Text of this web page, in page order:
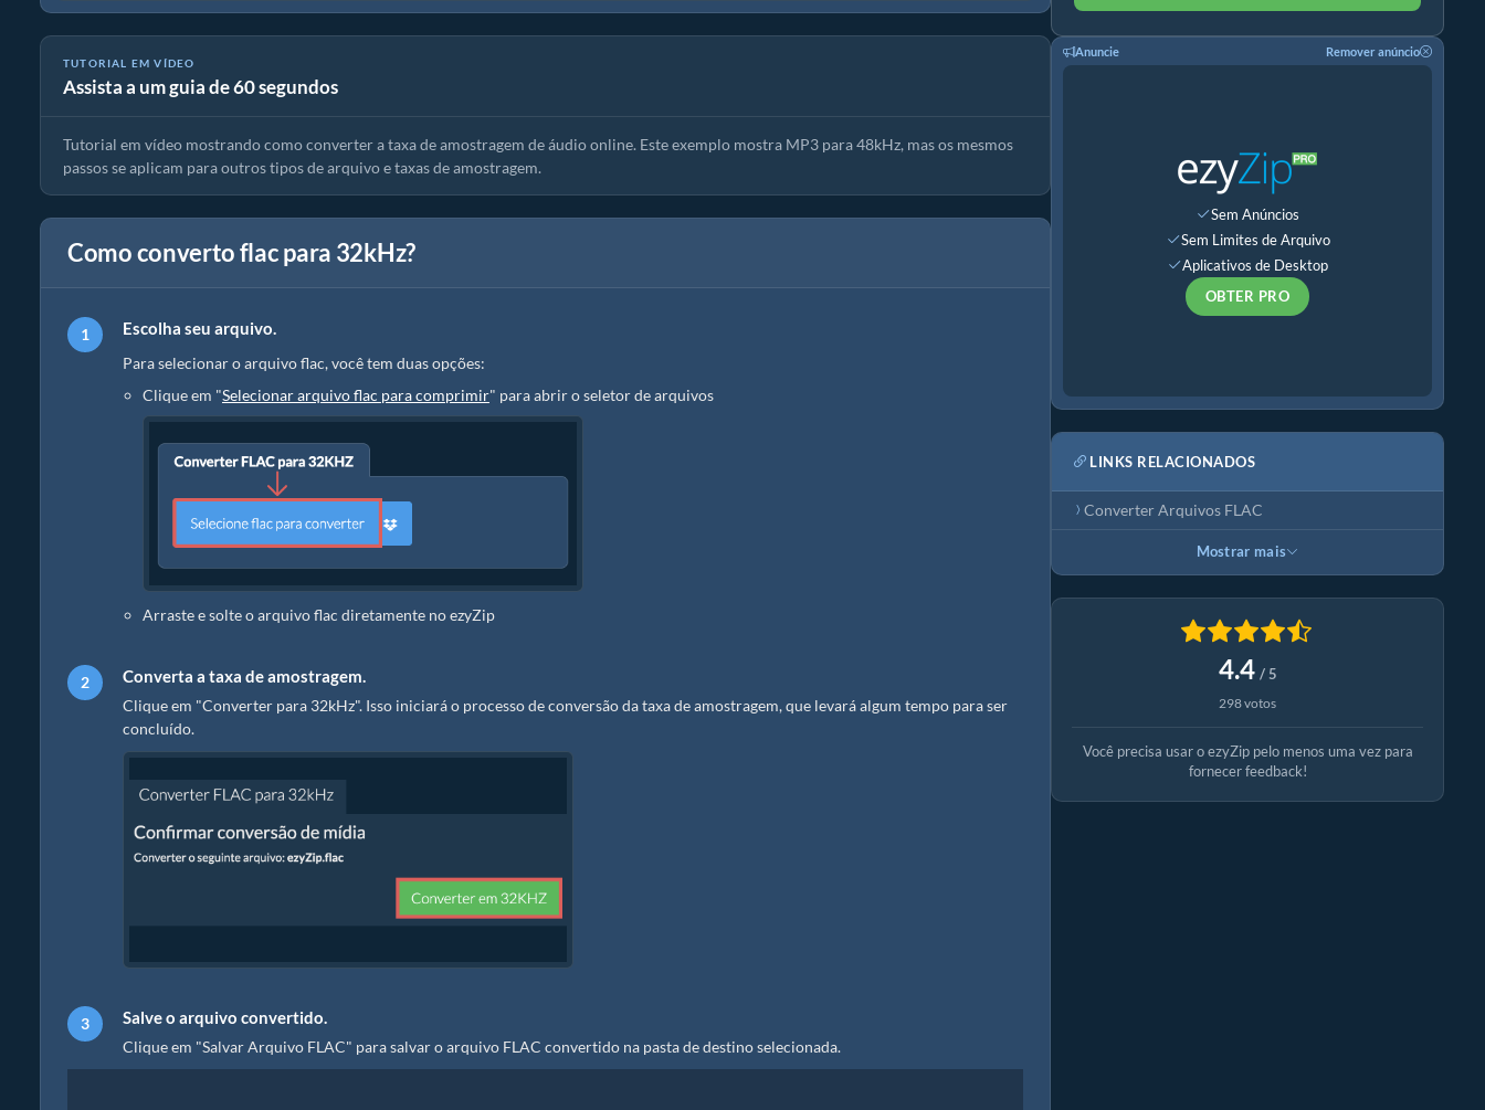
TUTORIAL EM VÍDEO
Assista a um guia de 60 segundos
Como converter a taxa de amostragem de áudio.
Tutorial em vídeo mostrando como converter a taxa de amostragem de áudio online. Este exemplo mostra MP3 para 48kHz, mas os mesmos
passos se aplicam para outros tipos de arquivo e taxas de amostragem.
Como converto flac para 32kHz?
Escolha seu arquivo.
Para selecionar o arquivo flac, você tem duas opções:
Clique em "Selecionar arquivo flac para comprimir" para abrir o seletor de arquivos
Arraste e solte o arquivo flac diretamente no ezyZip
Converta a taxa de amostragem.
Clique em "Converter para 32kHz". Isso iniciará o processo de conversão da taxa de amostragem, que levará algum tempo para ser
concluído.
Salve o arquivo convertido.
Clique em "Salvar Arquivo FLAC" para salvar o arquivo FLAC convertido na pasta de destino selecionada.
Anuncie Remover anúncio
Sem Anúncios
Sem Limites de Arquivo
Aplicativos de Desktop
OBTER PRO
LINKS RELACIONADOS
Converter Arquivos FLAC
Mostrar mais
4.4 / 5
298 votos
Você precisa usar o ezyZip pelo menos uma vez para
fornecer feedback!